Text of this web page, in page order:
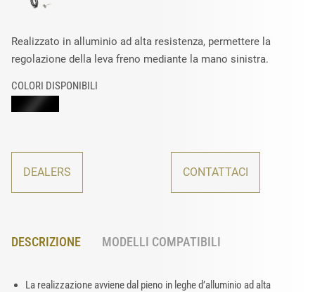
Realizzato in alluminio ad alta resistenza, permettere la
regolazione della leva freno mediante la mano sinistra.
COLORI DISPONIBILI
DEALERS CONTATTACI
DESCRIZIONE MODELLI COMPATIBILI
La realizzazione avviene dal pieno in leghe d’alluminio ad alta